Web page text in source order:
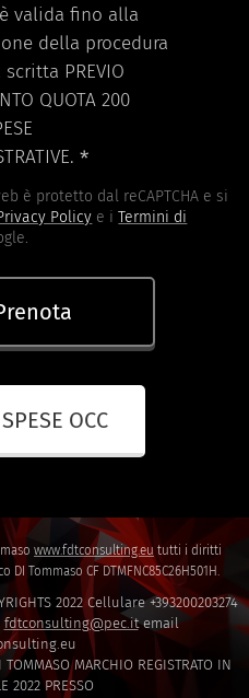
valida fino alla
della procedura
PREVIO
QUOTA 200
è protetto dal reCAPTCHA e si
Policy e iTermini di
OCC
www.fdtconsulting.eu tutti i diritti
Tommaso CF DTMFNC85C26H501H.
2022 Cellulare +393200203274
fdtconsulting@pec.itemail
TOMMASO MARCHIO REGISTRATO IN
2022 PRESSO